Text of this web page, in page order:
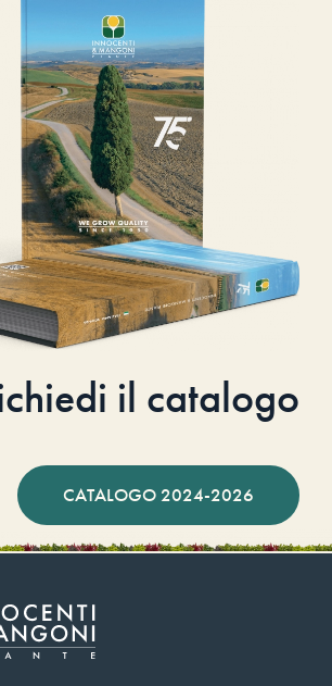
il catalogo
CATALOGO 2024-2026